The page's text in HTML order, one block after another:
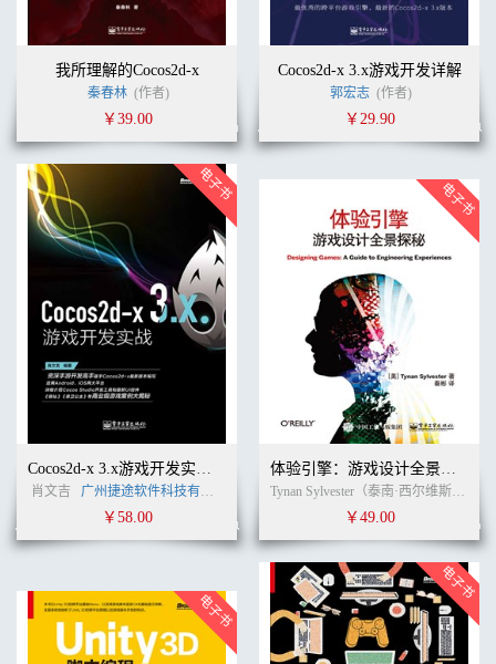
我所理解的Cocos2d-x
秦春林 (作者)
￥39.00
Cocos2d-x 3.x游戏开发详解
郭宏志 (作者)
￥29.90
Cocos2d-x 3.x游戏开发实战(含CD光盘1张)
肖文吉 广州捷途软件科技有限公司 李刚 (作者)
￥58.00
体验引擎：游戏设计全景探秘
Tynan Sylvester（泰南·西尔维斯特） (作者)
￥49.00